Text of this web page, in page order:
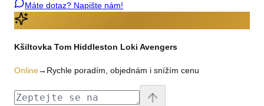
Máte dotaz? Napište nám!
Kšiltovka Tom Hiddleston Loki Avengers
Online→ Rychle poradím, objednám i snížím cenu